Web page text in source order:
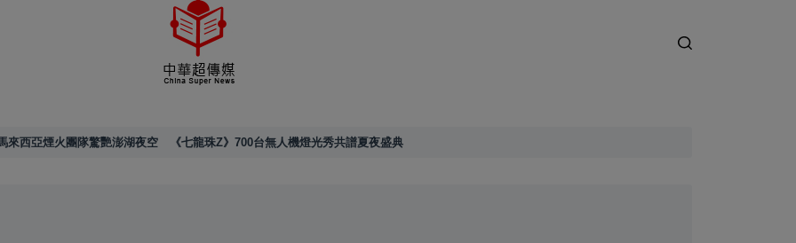
來西亞煙火團隊驚艷澎湖夜空 《七龍珠Z》700台無人機燈光秀共譜夏夜盛典